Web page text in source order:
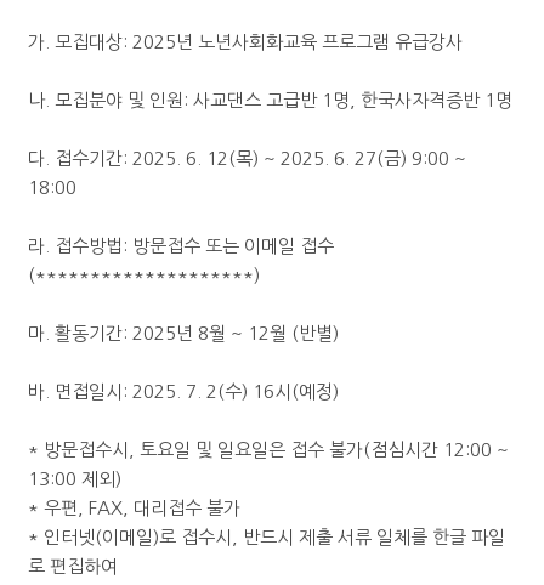
가. 모집대상: 2025년 노년사회화교육 프로그램 유급강사
나. 모집분야 및 인원: 사교댄스 고급반 1명, 한국사자격증반 1명
다. 접수기간: 2025. 6. 12(목) ~ 2025. 6. 27(금) 9:00 ~
18:00
라. 접수방법: 방문접수 또는 이메일 접수
(********************)
마. 활동기간: 2025년 8월 ~ 12월 (반별)
바. 면접일시: 2025. 7. 2(수) 16시(예정)
* 방문접수시, 토요일 및 일요일은 접수 불가(점심시간 12:00 ~
13:00 제외)
* 우편, FAX, 대리접수 불가
* 인터넷(이메일)로 접수시, 반드시 제출 서류 일체를 한글 파일
로 편집하여